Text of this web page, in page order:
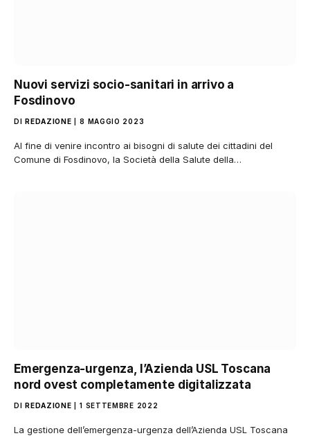
Nuovi servizi socio-sanitari in arrivo a
Fosdinovo
DI REDAZIONE 8 MAGGIO 2023
Al fine di venire incontro ai bisogni di salute dei cittadini del
Comune di Fosdinovo, la Società della Salute della…
Emergenza-urgenza, l’Azienda USL Toscana
nord ovest completamente digitalizzata
DI REDAZIONE 1 SETTEMBRE 2022
La gestione dell’emergenza-urgenza dell’Azienda USL Toscana